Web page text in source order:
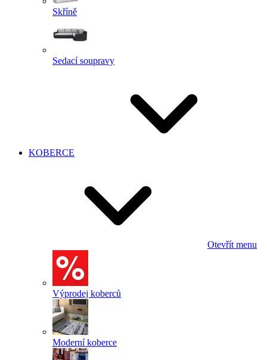
Skříně
Sedací soupravy
KOBERCE
Otevřít menu
Výprodej koberců
Moderní koberce